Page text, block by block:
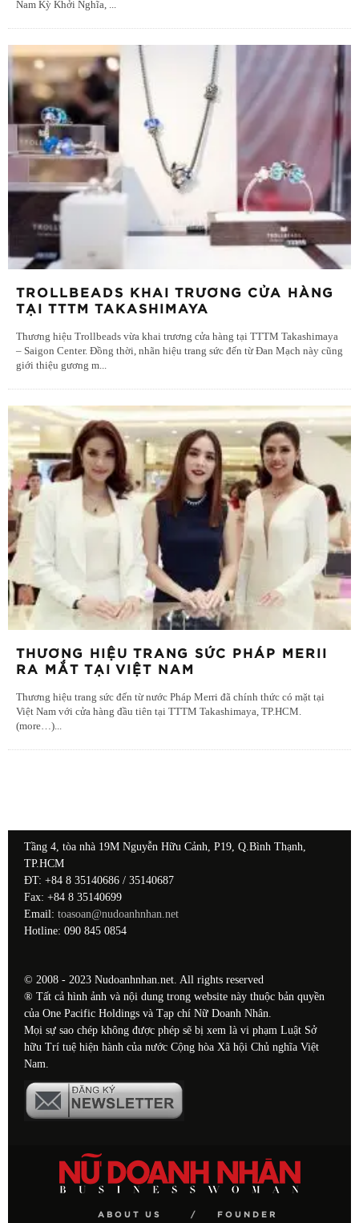
Nam Kỳ Khởi Nghĩa, ...
TROLLBEADS KHAI TRƯƠNG CỬA HÀNG
TẠI TTTM TAKASHIMAYA
Thương hiệu Trollbeads vừa khai trương cửa hàng tại TTTM Takashimaya
– Saigon Center. Đồng thời, nhãn hiệu trang sức đến từ Đan Mạch này cũng
giới thiệu gương m...
THƯƠNG HIỆU TRANG SỨC PHÁP MERII
RA MẮT TẠI VIỆT NAM
Thương hiệu trang sức đến từ nước Pháp Merri đã chính thức có mặt tại
Việt Nam với cửa hàng đầu tiên tại TTTM Takashimaya, TP.HCM.
(more…)
Tầng 4, tòa nhà 19M Nguyễn Hữu Cảnh, P19, Q.Bình Thạnh,
TP.HCM
ĐT: +84 8 35140686 / 35140687
Fax: +84 8 35140699
Email: toasoan@nudoanhnhan.net
Hotline: 090 845 0854
© 2008 - 2023 Nudoanhnhan.net. All rights reserved
® Tất cả hình ảnh và nội dung trong website này thuộc bản quyền
của One Pacific Holdings và Tạp chí Nữ Doanh Nhân.
Mọi sự sao chép không được phép sẽ bị xem là vi phạm Luật Sở
hữu Trí tuệ hiện hành của nước Cộng hòa Xã hội Chủ nghĩa Việt
Nam.
ABOUT US FOUNDER